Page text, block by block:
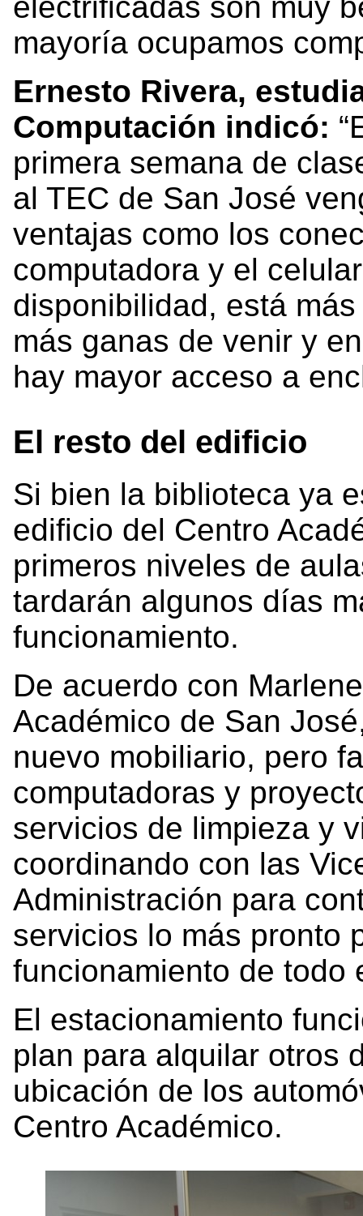
electrificadas son muy
mayoría ocupamos
Ernesto Rivera,
Computación indicó:
primera semana de
al TEC de San José
ventajas como los
computadora y el
disponibilidad, está
más ganas de venir y
hay mayor acceso a
El resto del edificio
Si bien la biblioteca ya
edificio del Centro
primeros niveles de
tardarán algunos días
funcionamiento.
De acuerdo con
Académico de San
nuevo mobiliario, pero
computadoras y
servicios de limpieza y
coordinando con las
Administración para
servicios lo más pronto
funcionamiento de todo
El estacionamiento
plan para alquilar otros
ubicación de los
Centro Académico.